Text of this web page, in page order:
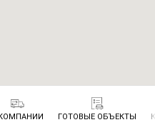
ГОТОВЫЕ ОБЪЕКТЫ